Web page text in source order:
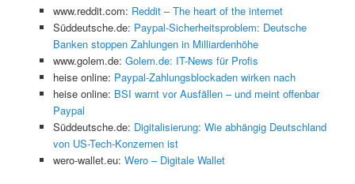
www.reddit.com: Reddit – The heart of the internet
Süddeutsche.de: Paypal-Sicherheitsproblem: Deutsche
Banken stoppen Zahlungen in Milliardenhöhe
www.golem.de: Golem.de: IT-News für Profis
heise online: Paypal-Zahlungsblockaden wirken nach
heise online: BSI warnt vor Ausfällen – und meint offenbar
Paypal
Süddeutsche.de: Digitalisierung: Wie abhängig Deutschland
von US-Tech-Konzernen ist
wero-wallet.eu: Wero – Digitale Wallet